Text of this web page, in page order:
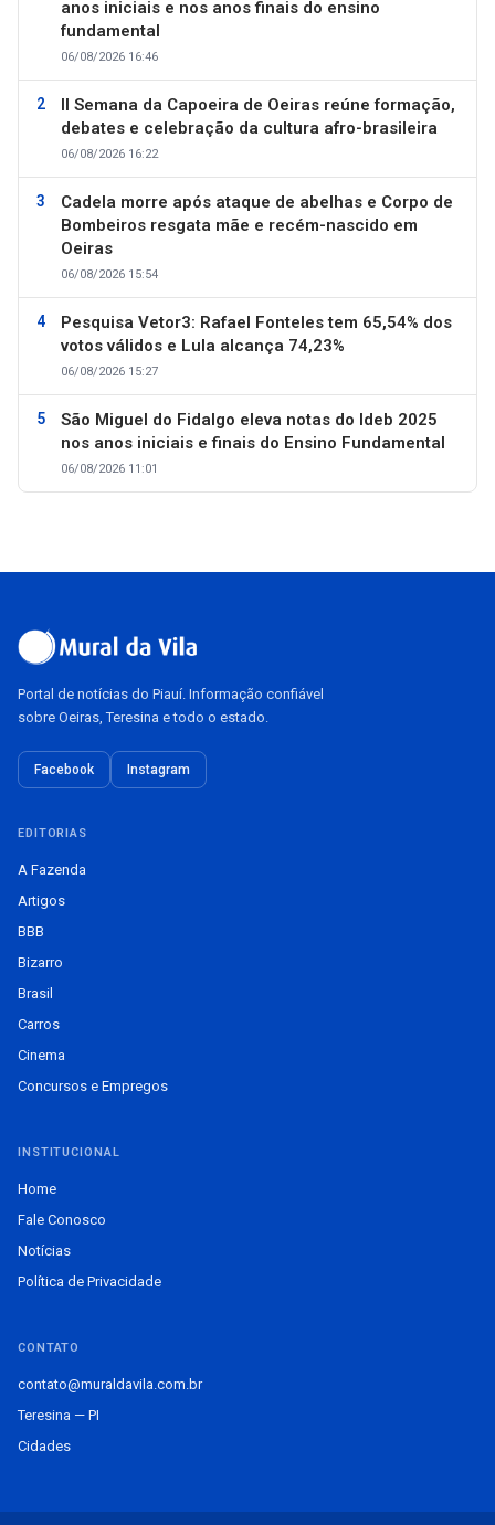
anos iniciais e nos anos finais do ensino
fundamental
06/08/2026 16:46
II Semana da Capoeira de Oeiras reúne formação,
debates e celebração da cultura afro-brasileira
06/08/2026 16:22
Cadela morre após ataque de abelhas e Corpo de
Bombeiros resgata mãe e recém-nascido em
Oeiras
06/08/2026 15:54
Pesquisa Vetor3: Rafael Fonteles tem 65,54% dos
votos válidos e Lula alcança 74,23%
06/08/2026 15:27
São Miguel do Fidalgo eleva notas do Ideb 2025
nos anos iniciais e finais do Ensino Fundamental
06/08/2026 11:01
Portal de notícias do Piauí. Informação confiável
sobre Oeiras, Teresina e todo o estado.
Facebook Instagram
EDITORIAS
A Fazenda
Artigos
BBB
Bizarro
Brasil
Carros
Cinema
Concursos e Empregos
INSTITUCIONAL
Home
Fale Conosco
Notícias
Política de Privacidade
CONTATO
contato@muraldavila.com.br
Teresina — PI
Cidades